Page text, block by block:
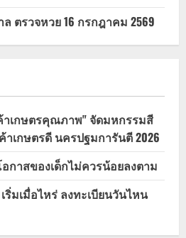
ตรวจหวย 16 กรกฎาคม 2569
าเกษตรคุณภาพ" จัดมหกรรมสี
เกษตรดี นครปฐมการันตี 2026
กาสของเด็กไม่ควรน้อยลงตาม
ริ่มเมื่อไหร่ ลงทะเบียนวันไหน